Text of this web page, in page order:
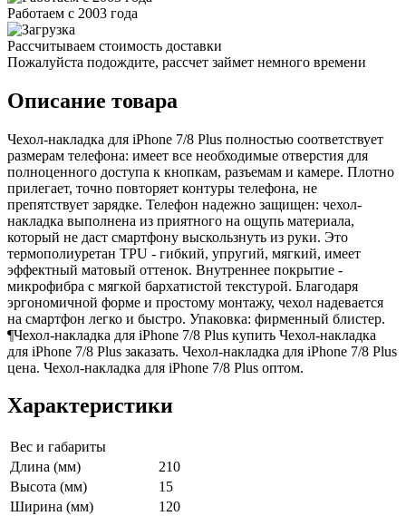
Работаем с 2003 года
Рассчитываем стоимость доставки
Пожалуйста подождите, рассчет займет немного времени
Описание товара
Чехол-накладка для iPhone 7/8 Plus полностью соответствует
размерам телефона: имеет все необходимые отверстия для
полноценного доступа к кнопкам, разъемам и камере. Плотно
прилегает, точно повторяет контуры телефона, не
препятствует зарядке. Телефон надежно защищен: чехол-
накладка выполнена из приятного на ощупь материала,
который не даст смартфону выскользнуть из руки. Это
термополиуретан TPU - гибкий, упругий, мягкий, имеет
эффектный матовый оттенок. Внутреннее покрытие -
микрофибра с мягкой бархатистой текстурой. Благодаря
эргономичной форме и простому монтажу, чехол надевается
на смартфон легко и быстро. Упаковка: фирменный блистер.
¶Чехол-накладка для iPhone 7/8 Plus купить Чехол-накладка
для iPhone 7/8 Plus заказать. Чехол-накладка для iPhone 7/8 Plus
цена. Чехол-накладка для iPhone 7/8 Plus оптом.
Характеристики
Вес и габариты
Длина (мм)
210
Высота (мм)
15
Ширина (мм)
120